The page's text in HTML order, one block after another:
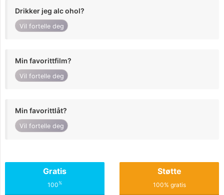
Drikker jeg alc ohol?
Vil fortelle deg
Min favorittfilm?
Vil fortelle deg
Min favorittlåt?
Vil fortelle deg
Gratis
100%
Støtte
100% gratis